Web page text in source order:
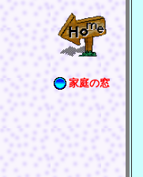
家庭の窓